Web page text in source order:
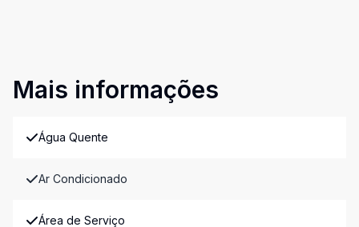
Mais informações
Água Quente
Ar Condicionado
Área de Serviço